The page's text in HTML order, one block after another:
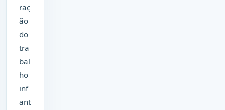
raç
ão
do
tra
bal
ho
inf
ant